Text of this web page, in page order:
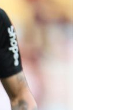
Palpites, Odds e
o clássico
Palpites, Odds